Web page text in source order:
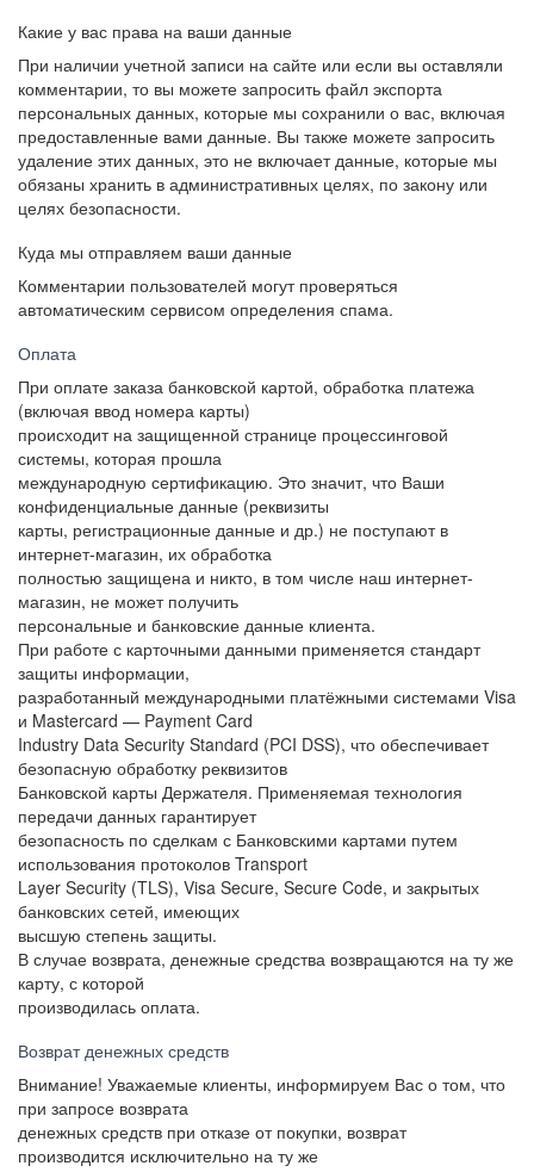
Какие у вас права на ваши данные
При наличии учетной записи на сайте или если вы оставляли
комментарии, то вы можете запросить файл экспорта
персональных данных, которые мы сохранили о вас, включая
предоставленные вами данные. Вы также можете запросить
удаление этих данных, это не включает данные, которые мы
обязаны хранить в административных целях, по закону или
целях безопасности.
Куда мы отправляем ваши данные
Комментарии пользователей могут проверяться
автоматическим сервисом определения спама.
Оплата
При оплате заказа банковской картой, обработка платежа
(включая ввод номера карты)
происходит на защищенной странице процессинговой
системы, которая прошла
международную сертификацию. Это значит, что Ваши
конфиденциальные данные (реквизиты
карты, регистрационные данные и др.) не поступают в
интернет-магазин, их обработка
полностью защищена и никто, в том числе наш интернет-
магазин, не может получить
персональные и банковские данные клиента.
При работе с карточными данными применяется стандарт
защиты информации,
разработанный международными платёжными системами Visa
и Mastercard — Payment Card
Industry Data Security Standard (PCI DSS), что обеспечивает
безопасную обработку реквизитов
Банковской карты Держателя. Применяемая технология
передачи данных гарантирует
безопасность по сделкам с Банковскими картами путем
использования протоколов Transport
Layer Security (TLS), Visa Secure, Secure Code, и закрытых
банковских сетей, имеющих
высшую степень защиты.
В случае возврата, денежные средства возвращаются на ту же
карту, с которой
производилась оплата.
Возврат денежных средств
Внимание! Уважаемые клиенты, информируем Вас о том, что
при запросе возврата
денежных средств при отказе от покупки, возврат
производится исключительно на ту же